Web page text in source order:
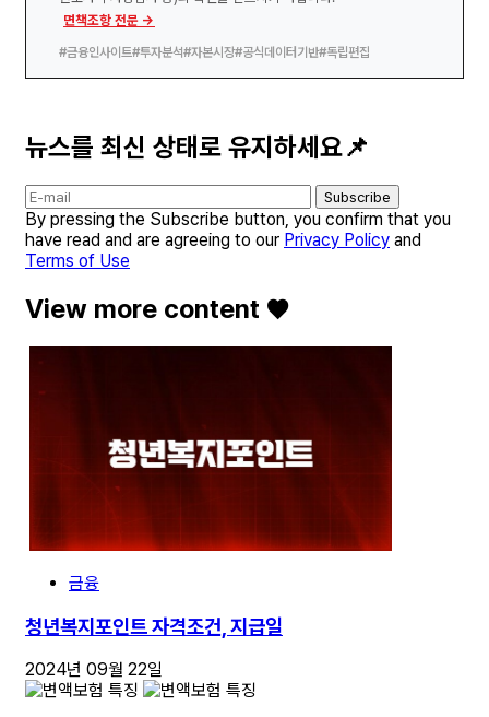
면책조항 전문 →
#금융인사이트#투자분석#자본시장#공식데이터기반#독립편집
뉴스를 최신 상태로 유지하세요📌
Subscribe
By pressing the Subscribe button, you confirm that you
have read and are agreeing to our Privacy Policy and
Terms of Use
View more content ♥️
금융
청년복지포인트 자격조건, 지급일
2024년 09월 22일